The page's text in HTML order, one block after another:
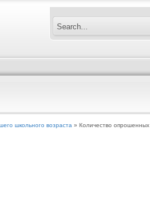
школьного возраста » Количество опрошенных